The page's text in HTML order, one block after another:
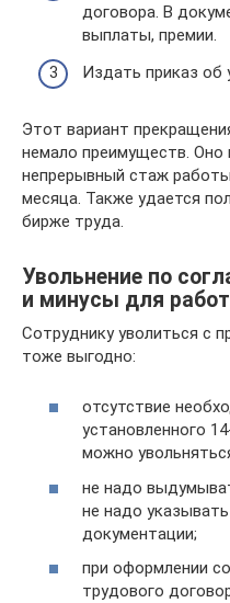
договора. В
выплаты, премии.
Издать приказ об
Этот вариант
немало преимуществ. Оно
непрерывный стаж
месяца. Также удается
бирже труда.
Увольнение по
и минусы для
Сотруднику уволиться с
тоже выгодно:
отсутствие
установленного
можно
не надо
не надо
документации;
при оформлении
трудового